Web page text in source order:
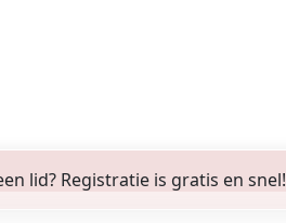
lid? Registratie is gratis en snel!